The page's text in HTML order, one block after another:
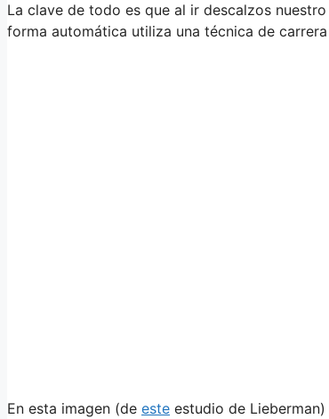
La clave de todo es que al ir descalzos
forma automática utiliza una técnica de
En esta imagen (de este estudio de